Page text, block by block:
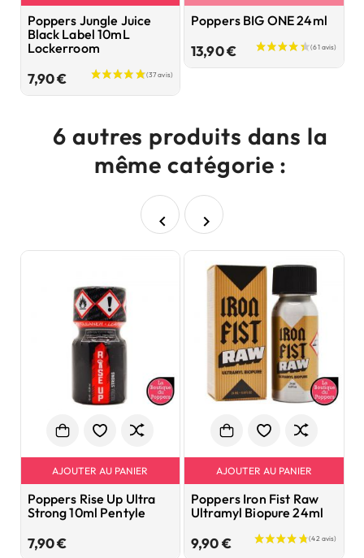
Poppers Jungle Juice
Black Label 10mL
Lockerroom
7,90 €Prix
Poppers BIG ONE 24ml
13,90 €Prix
6 autres produits dans la
même catégorie :
 
AJOUTER AU PANIER
Poppers Rise Up Ultra
Strong 10ml Pentyle
7,90 €Prix
AJOUTER AU PANIER
Poppers Iron Fist Raw
Ultramyl Biopure 24ml
9,90 €Prix